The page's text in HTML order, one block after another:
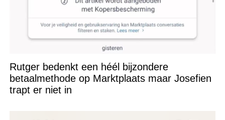
Rutger bedenkt een héél bijzondere
betaalmethode op Marktplaats maar Josefien
trapt er niet in